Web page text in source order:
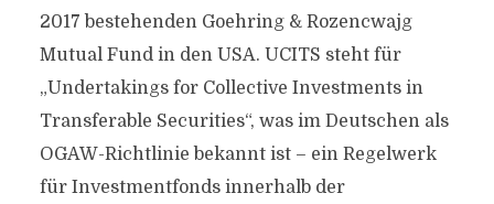
2017 bestehenden Goehring & Rozencwajg
Mutual Fund in den USA. UCITS steht für
„Undertakings for Collective Investments in
Transferable Securities“, was im Deutschen als
OGAW-Richtlinie bekannt ist – ein Regelwerk
für Investmentfonds innerhalb der